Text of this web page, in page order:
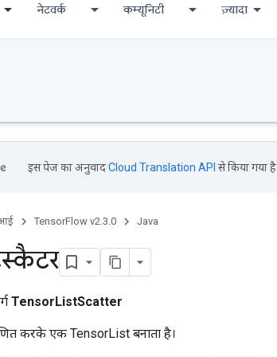
नेटवर्क कम्यूनिटी ज़्यादा
इस पेज का अनुवादCloud Translation API से किया गया है.
TensorFlow v2.3.0 Java
TensorListScatter
करके एक TensorList बनाता है।